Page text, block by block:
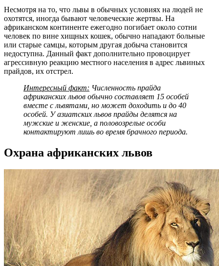
Несмотря на то, что львы в обычных условиях на людей не
охотятся, иногда бывают человеческие жертвы. На
африканском континенте ежегодно погибает около сотни
человек по вине хищных кошек, обычно нападают больные
или старые самцы, которым другая добыча становится
недоступна. Данный факт дополнительно провоцирует
агрессивную реакцию местного населения в адрес львиных
прайдов, их отстрел.
Интересный факт: Численность прайда
африканских львов обычно составляет 15 особей
вместе с львятами, но может доходить и до 40
особей. У азиатских львов прайды делятся на
мужские и женские, а половозрелые особи
контактируют лишь во время брачного периода.
Охрана африканских львов